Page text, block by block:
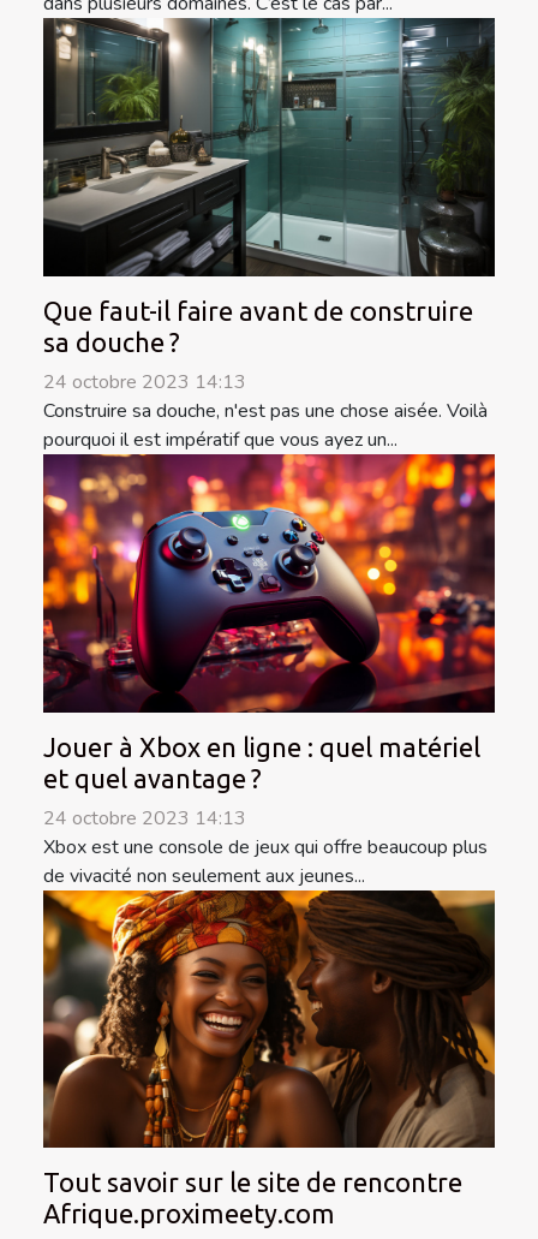
Que faut-il faire avant de construire
sa douche ?
24 octobre 2023 14:13
Construire sa douche, n'est pas une chose aisée. Voilà
pourquoi il est impératif que vous ayez un...
Jouer à Xbox en ligne : quel matériel
et quel avantage ?
24 octobre 2023 14:13
Xbox est une console de jeux qui offre beaucoup plus
de vivacité non seulement aux jeunes...
Tout savoir sur le site de rencontre
Afrique.proximeety.com